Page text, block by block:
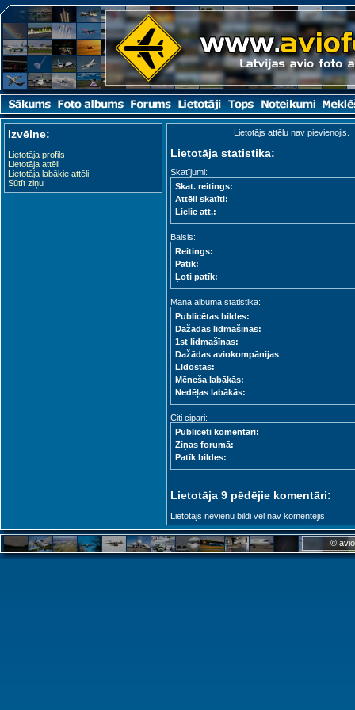
Izvēlne:
Lietotāja profils
Lietotāja attēli
Lietotāja labākie attēli
Sūtīt ziņu
Lietotājs attēlu nav pievienojis.
Lietotāja statistika:
Skatījumi:
Skat. reitings:
Attēli skatīti:
Lielie att.:
Balsis:
Reitings:
Patīk:
Ļoti patīk:
Mana albuma statistika:
Publicētas bildes:
Dažādas lidmašīnas:
1st lidmašīnas:
Dažādas aviokompānijas:
Lidostas:
Mēneša labākās:
Nedēļas labākās:
Citi cipari:
Publicēti komentāri:
Ziņas forumā:
Patīk bildes:
Lietotāja 9 pēdējie komentāri:
Lietotājs nevienu bildi vēl nav komentējis.
©